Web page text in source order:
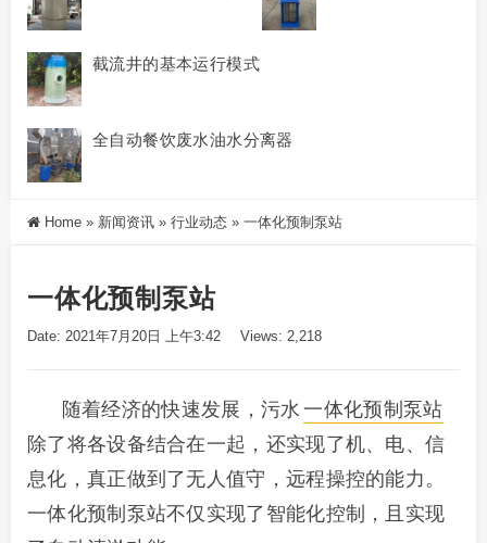
截流井的基本运行模式
全自动餐饮废水油水分离器
Home » 新闻资讯 » 行业动态 » 一体化预制泵站
一体化预制泵站
Date: 2021年7月20日 上午3:42 Views: 2,218
随着经济的快速发展，污水 一体化预制泵站
除了将各设备结合在一起，还实现了机、电、信
息化，真正做到了无人值守，远程操控的能力。
一体化预制泵站不仅实现了智能化控制，且实现